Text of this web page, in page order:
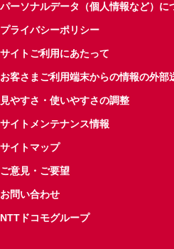
パーソナルデータ（個人情報など）に
プライバシーポリシー
サイトご利用にあたって
お客さまご利用端末からの情報の外部
見やすさ・使いやすさの調整
サイトメンテナンス情報
サイトマップ
ご意見・ご要望
お問い合わせ
NTTドコモグループ